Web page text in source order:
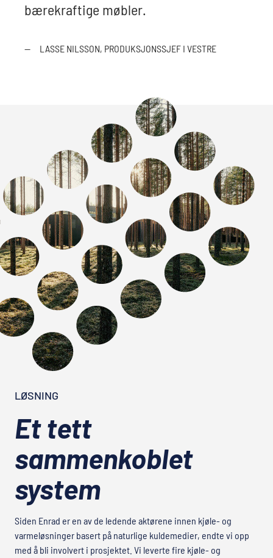
bærekraftige møbler.
— LASSE NILSSON, PRODUKSJONSSJEF I VESTRE
LØSNING
Et tett
sammenkoblet
system
Siden Enrad er en av de ledende aktørene innen kjøle- og
varmeløsninger basert på naturlige kuldemedier, endte vi opp
med å bli involvert i prosjektet. Vi leverte fire kjøle- og